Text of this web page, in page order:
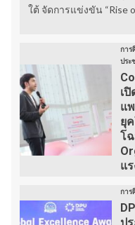
ใต้ จัดการแข่งขัน “Rise
การ
ประ
เ
แ
ยุ
โ
แ
การ